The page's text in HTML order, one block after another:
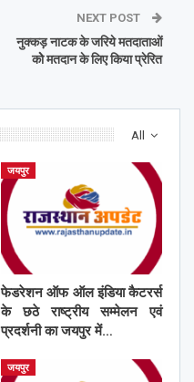
NEXT POST
नुक्कड़ नाटक के जरिये मतदाताओं
कोे मतदान के लिए किया प्रेरित
All
जयपुर
फेडरेशन ऑफ ऑल इंडिया कैटरर्स
के छठे राष्ट्रीय सम्मेलन एवं
प्रदर्शनी का जयपुर में…
जयपुर